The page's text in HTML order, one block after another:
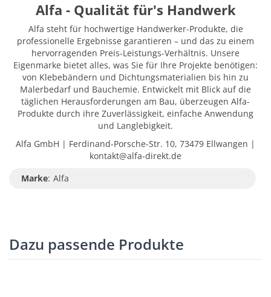
Alfa - Qualität für's Handwerk
Alfa steht für hochwertige Handwerker-Produkte, die
professionelle Ergebnisse garantieren – und das zu einem
hervorragenden Preis-Leistungs-Verhältnis. Unsere
Eigenmarke bietet alles, was Sie für Ihre Projekte benötigen:
von Klebebändern und Dichtungsmaterialien bis hin zu
Malerbedarf und Bauchemie. Entwickelt mit Blick auf die
täglichen Herausforderungen am Bau, überzeugen Alfa-
Produkte durch ihre Zuverlässigkeit, einfache Anwendung
und Langlebigkeit.
Alfa GmbH | Ferdinand-Porsche-Str. 10, 73479 Ellwangen |
kontakt@alfa-direkt.de
Marke: Alfa
Dazu passende Produkte